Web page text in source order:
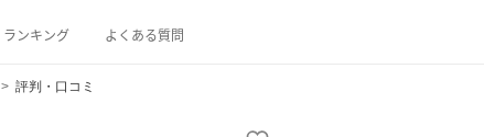
ランキング よくある質問
評判・口コミ